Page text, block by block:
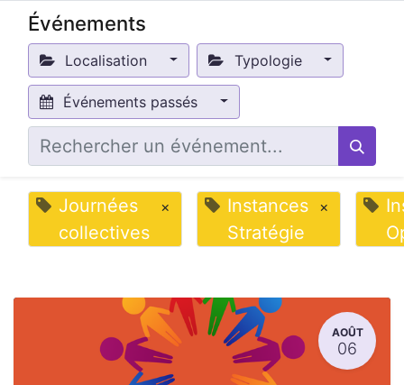
Événements
Localisation Typologie
Événements passés
Journées
collectives
×
Instances
Stratégie
×
AOÛT
06